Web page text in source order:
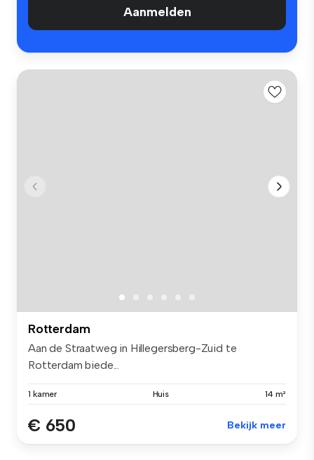
Aanmelden
Rotterdam
Aan de Straatweg in Hillegersberg-Zuid te
Rotterdam biede...
1 kamer Huis 14 m²
€ 650 Bekijk meer